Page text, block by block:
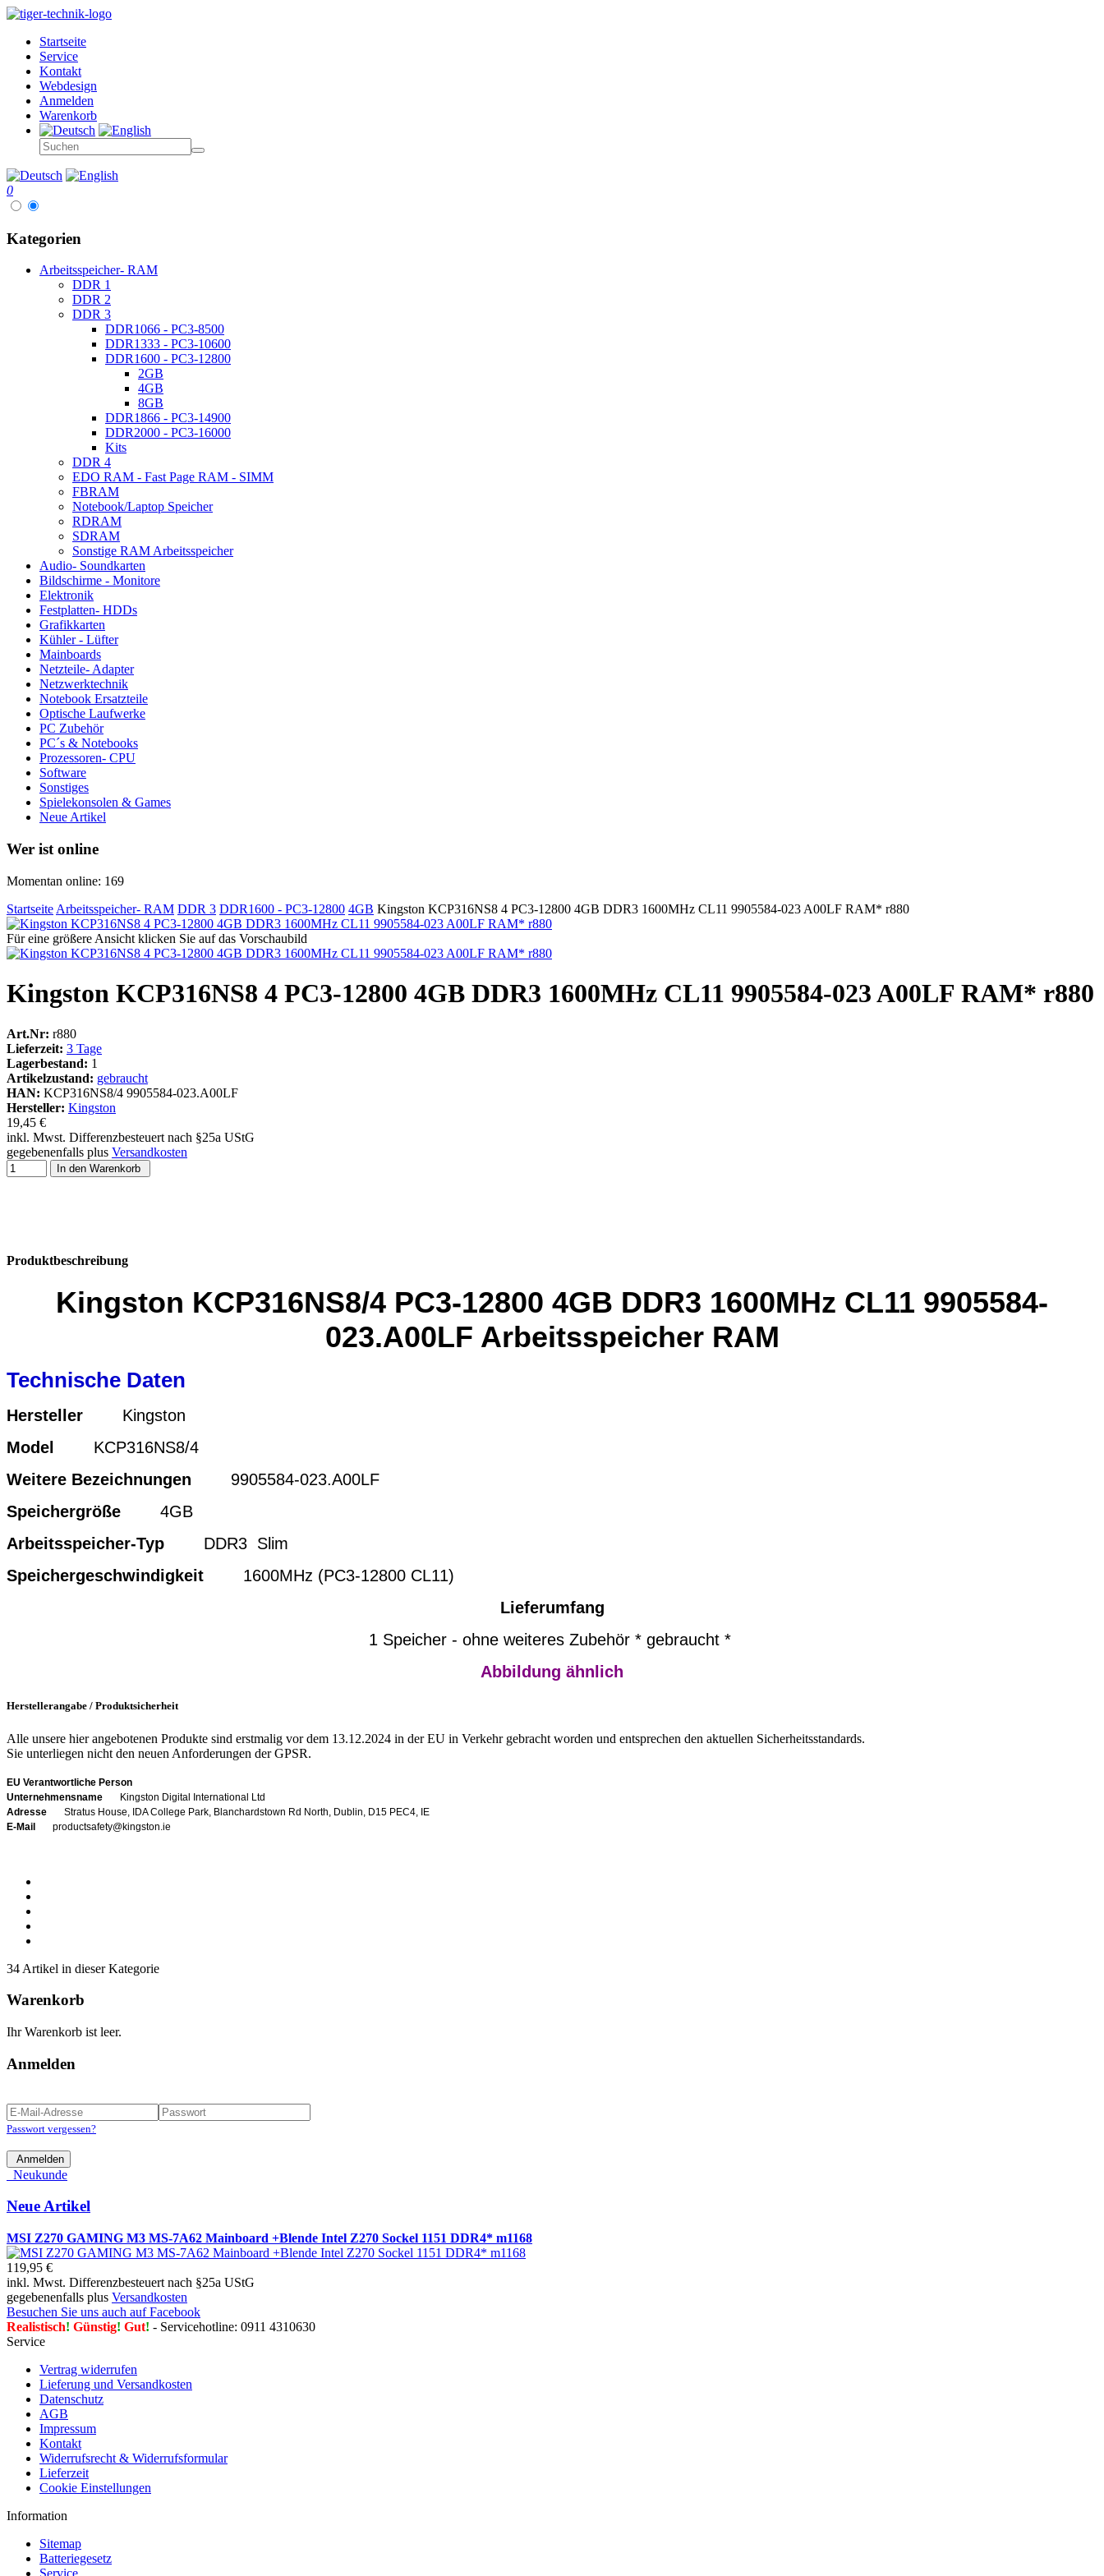
Startseite
Service
Kontakt
Webdesign
Anmelden
Warenkorb
0
Kategorien
Arbeitsspeicher- RAM
DDR 1
DDR 2
DDR 3
DDR1066 - PC3-8500
DDR1333 - PC3-10600
DDR1600 - PC3-12800
2GB
4GB
8GB
DDR1866 - PC3-14900
DDR2000 - PC3-16000
Kits
DDR 4
EDO RAM - Fast Page RAM - SIMM
FBRAM
Notebook/Laptop Speicher
RDRAM
SDRAM
Sonstige RAM Arbeitsspeicher
Audio- Soundkarten
Bildschirme - Monitore
Elektronik
Festplatten- HDDs
Grafikkarten
Kühler - Lüfter
Mainboards
Netzteile- Adapter
Netzwerktechnik
Notebook Ersatzteile
Optische Laufwerke
PC Zubehör
PC´s & Notebooks
Prozessoren- CPU
Software
Sonstiges
Spielekonsolen & Games
Neue Artikel
Wer ist online
Momentan online: 169
Startseite Arbeitsspeicher- RAM DDR 3 DDR1600 - PC3-12800 4GB Kingston KCP316NS8 4 PC3-12800 4GB DDR3 1600MHz CL11 9905584-023 A00LF RAM* r880
Für eine größere Ansicht klicken Sie auf das Vorschaubild
Kingston KCP316NS8 4 PC3-12800 4GB DDR3 1600MHz CL11 9905584-023 A00LF RAM* r880
Art.Nr: r880
Lieferzeit: 3 Tage
Lagerbestand: 1
Artikelzustand: gebraucht
HAN: KCP316NS8/4 9905584-023.A00LF
Hersteller: Kingston
19,45 €
inkl. Mwst. Differenzbesteuert nach §25a UStG
gegebenenfalls plus Versandkosten
In den Warenkorb
Produktbeschreibung
Kingston KCP316NS8/4 PC3-12800 4GB DDR3 1600MHz CL11 9905584-
023.A00LF Arbeitsspeicher RAM
Technische Daten
Hersteller
Kingston
Model
KCP316NS8/4
Weitere Bezeichnungen
9905584-023.A00LF
Speichergröße 4GB
Arbeitsspeicher-Typ
DDR3 Slim
Speichergeschwindigkeit
1600MHz (PC3-12800 CL11)
Lieferumfang
1 Speicher - ohne weiteres Zubehör * gebraucht *
Abbildung ähnlich
Herstellerangabe / Produktsicherheit
Alle unsere hier angebotenen Produkte sind erstmalig vor dem 13.12.2024 in der EU in Verkehr gebracht worden und entsprechen den aktuellen Sicherheitsstandards.
Sie unterliegen nicht den neuen Anforderungen der GPSR.
EU Verantwortliche Person
Unternehmensname Kingston Digital International Ltd
Adresse Stratus House, IDA College Park, Blanchardstown Rd North, Dublin, D15 PEC4, IE
E-Mail productsafety@kingston.ie
34 Artikel in dieser Kategorie
Warenkorb
Ihr Warenkorb ist leer.
Anmelden
Passwort vergessen?
Anmelden
Neukunde
Neue Artikel
MSI Z270 GAMING M3 MS-7A62 Mainboard +Blende Intel Z270 Sockel 1151 DDR4* m1168
119,95 €
inkl. Mwst. Differenzbesteuert nach §25a UStG
gegebenenfalls plus Versandkosten
Besuchen Sie uns auch auf Facebook
Realistisch! Günstig! Gut! - Servicehotline: 0911 4310630
Service
Vertrag widerrufen
Lieferung und Versandkosten
Datenschutz
AGB
Impressum
Kontakt
Widerrufsrecht & Widerrufsformular
Lieferzeit
Cookie Einstellungen
Information
Sitemap
Batteriegesetz
Service